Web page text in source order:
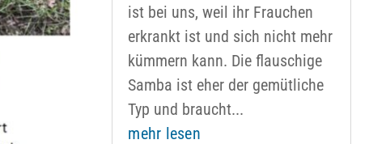
ist bei uns, weil ihr Frauchen
erkrankt ist und sich nicht mehr
kümmern kann. Die flauschige
Samba ist eher der gemütliche
Typ und braucht...
mehr lesen